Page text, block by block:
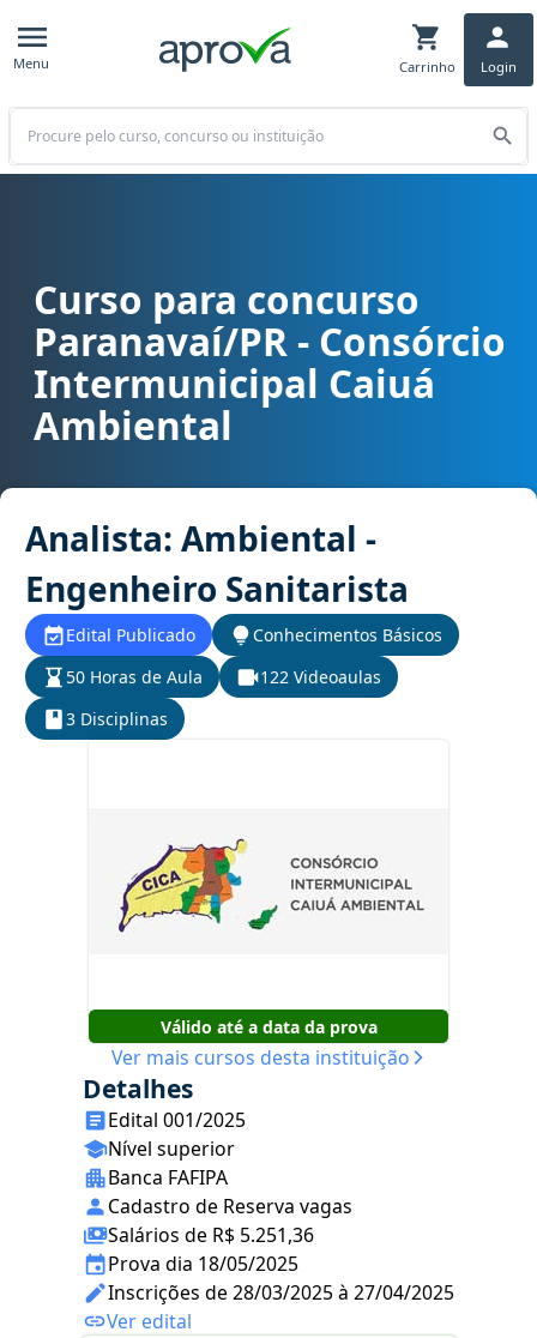
Menu Carrinho Login
Buscar
Curso para concurso CICA - Paranavaí/PR - Consórcio
Curso para concurso
Paranavaí/PR - Consórcio
Intermunicipal Caiuá
Ambiental
Analista: Ambiental -
Engenheiro Sanitarista
Edital Publicado
Conhecimentos Básicos
50 Horas de Aula
122 Videoaulas
3 Disciplinas
Válido até a data da prova
Ver mais cursos desta instituição
Detalhes
Edital 001/2025
Nível superior
Banca FAFIPA
Cadastro de Reserva vagas
Salários de R$ 5.251,36
Prova dia 18/05/2025
Inscrições de 28/03/2025 à 27/04/2025
Ver edital